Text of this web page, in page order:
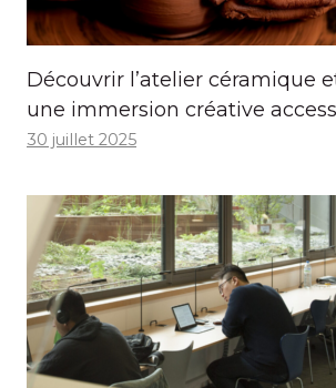
Découvrir l’atelier céramique
une immersion créative
30 juillet 2025